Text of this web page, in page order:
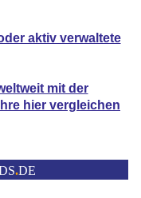
aktiv verwaltete
mit der
hier vergleichen
.DE